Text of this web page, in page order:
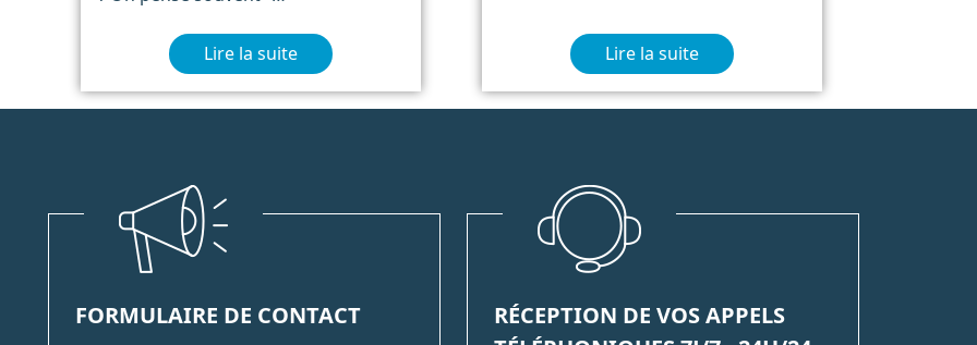
Lire la suite Lire la suite
FORMULAIRE DE CONTACT
RÉCEPTION DE VOS APPELS